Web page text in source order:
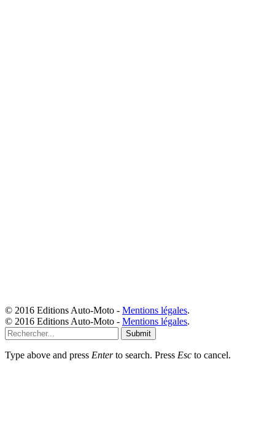
© 2016 Editions Auto-Moto - Mentions légales.
© 2016 Editions Auto-Moto - Mentions légales.
Submit
Type above and press Enterto search. Press Esc to cancel.